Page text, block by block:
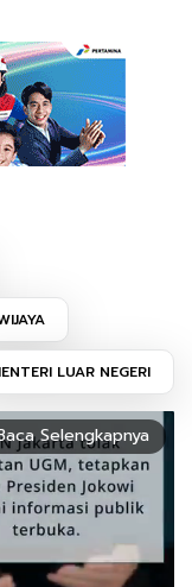
LUAR NEGERI
Selengkapnya